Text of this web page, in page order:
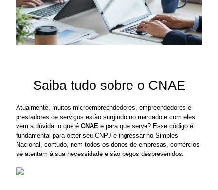
Saiba tudo sobre o CNAE
Atualmente, muitos microempreendedores, empreendedores e
prestadores de serviços estão surgindo no mercado e com eles
vem a dúvida: o que é CNAE e para que serve? Esse código é
fundamental para obter seu CNPJ e ingressar no Simples
Nacional, contudo, nem todos os donos de empresas, comércios
se atentam à sua necessidade e são pegos desprevenidos.